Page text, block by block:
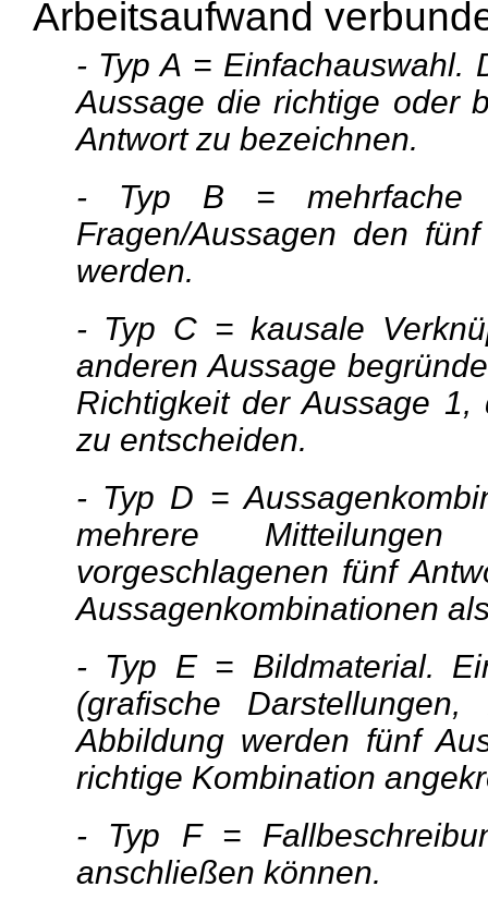
Arbeitsaufwand
- Typ A = Einfachauswahl.
Aussage die richtige oder
Antwort zu bezeichnen.
- Typ B = mehrfache
Fragen/Aussagen den
werden.
- Typ C = kausale
anderen Aussage
Richtigkeit der Aussage
zu entscheiden.
- Typ D =
mehrere
vorgeschlagenen fünf
Aussagenkombinationen
- Typ E = Bildmaterial.
(grafische
Abbildung werden fünf
richtige Kombination
- Typ F =
anschließen können.